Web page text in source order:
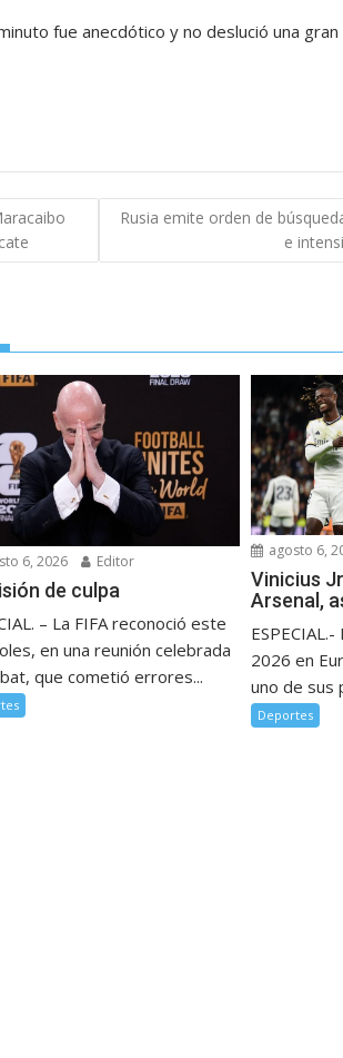
fue anecdótico y no deslució una
Rusia emite orden de
e
6, 2026 Editor
de culpa
– La FIFA reconoció este
en una reunión celebrada
que cometió errores...
agosto 6,
Vinicius
Arsenal,
2026 en
uno de sus
Deportes